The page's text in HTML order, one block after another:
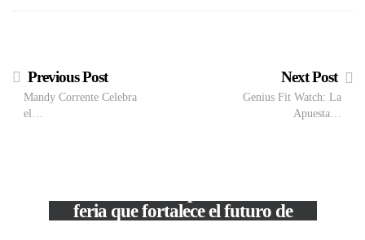
Previous Post
Mandy Corrente Celebra
el…
Next Post
Genius Fit Watch: La
Apuesta…
feria que fortalece el futuro de